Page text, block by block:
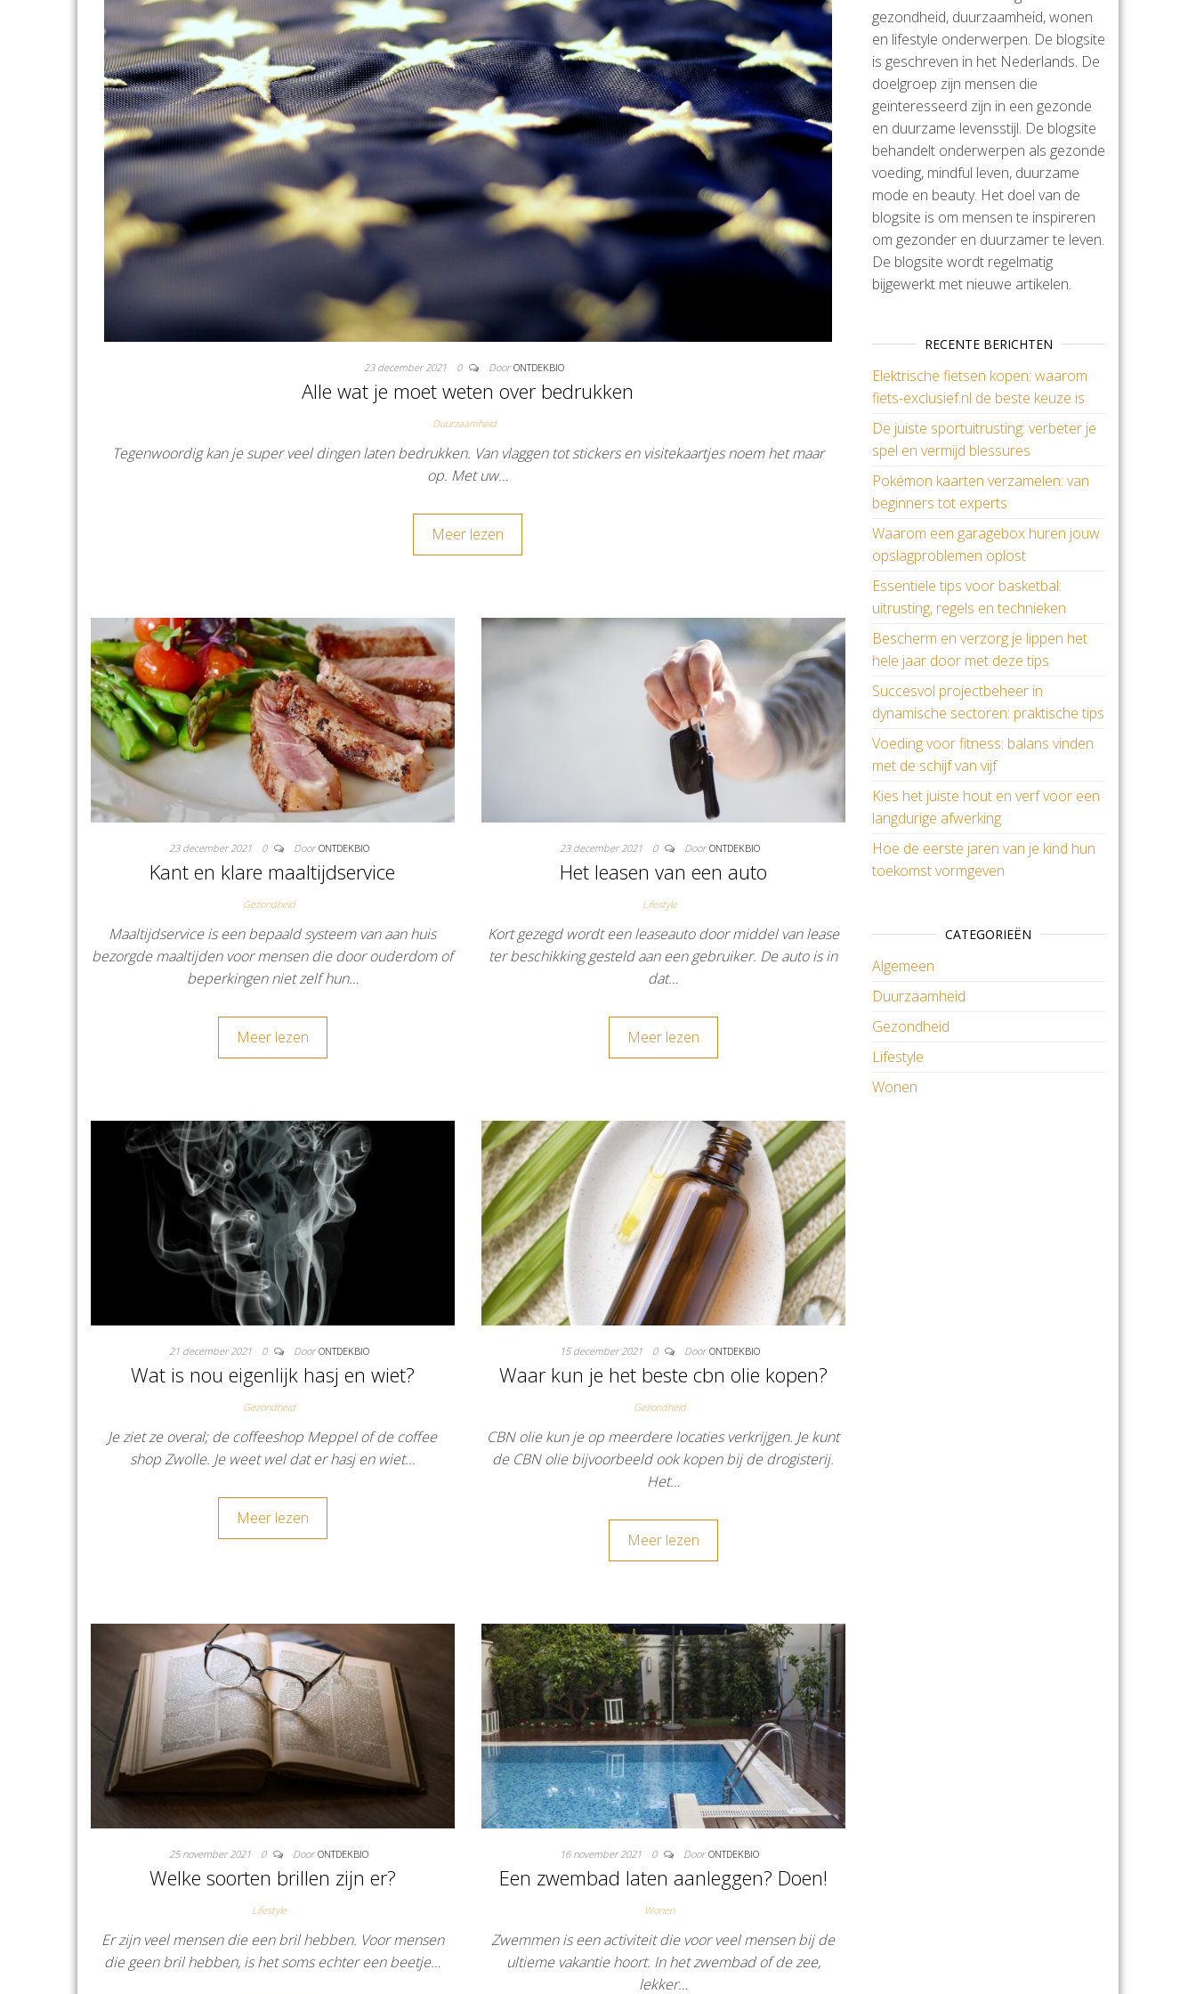
23 december 2021 0 Door ONTDEKBIO
Alle wat je moet weten over bedrukken
Duurzaamheid
Tegenwoordig kan je super veel dingen laten bedrukken. Van vlaggen tot stickers en visitekaartjes noem het maar
op. Met uw…
Meer lezen
23 december 2021 0 Door ONTDEKBIO
Kant en klare maaltijdservice
Gezondheid
Maaltijdservice is een bepaald systeem van aan huis
bezorgde maaltijden voor mensen die door ouderdom of
beperkingen niet zelf hun…
Meer lezen
23 december 2021 0 Door ONTDEKBIO
Het leasen van een auto
Lifestyle
Kort gezegd wordt een leaseauto door middel van lease
ter beschikking gesteld aan een gebruiker. De auto is in
dat…
Meer lezen
21 december 2021 0 Door ONTDEKBIO
Wat is nou eigenlijk hasj en wiet?
Gezondheid
Je ziet ze overal; de coffeeshop Meppel of de coffee
shop Zwolle. Je weet wel dat er hasj en wiet…
Meer lezen
15 december 2021 0 Door ONTDEKBIO
Waar kun je het beste cbn olie kopen?
Gezondheid
CBN olie kun je op meerdere locaties verkrijgen. Je kunt
de CBN olie bijvoorbeeld ook kopen bij de drogisterij.
Het…
Meer lezen
25 november 2021 0 Door ONTDEKBIO
Welke soorten brillen zijn er?
Lifestyle
Er zijn veel mensen die een bril hebben. Voor mensen
die geen bril hebben, is het soms echter een beetje…
16 november 2021 0 Door ONTDEKBIO
Een zwembad laten aanleggen? Doen!
Wonen
Zwemmen is een activiteit die voor veel mensen bij de
ultieme vakantie hoort. In het zwembad of de zee,
lekker…
gezondheid, duurzaamheid, wonen
en lifestyle onderwerpen. De blogsite
is geschreven in het Nederlands. De
doelgroep zijn mensen die
geïnteresseerd zijn in een gezonde
en duurzame levensstijl. De blogsite
behandelt onderwerpen als gezonde
voeding, mindful leven, duurzame
mode en beauty. Het doel van de
blogsite is om mensen te inspireren
om gezonder en duurzamer te leven.
De blogsite wordt regelmatig
bijgewerkt met nieuwe artikelen.
RECENTE BERICHTEN
Elektrische fietsen kopen: waarom
fiets-exclusief.nl de beste keuze is
De juiste sportuitrusting: verbeter je
spel en vermijd blessures
Pokémon kaarten verzamelen: van
beginners tot experts
Waarom een garagebox huren jouw
opslagproblemen oplost
Essentiële tips voor basketbal:
uitrusting, regels en technieken
Bescherm en verzorg je lippen het
hele jaar door met deze tips
Succesvol projectbeheer in
dynamische sectoren: praktische tips
Voeding voor fitness: balans vinden
met de schijf van vijf
Kies het juiste hout en verf voor een
langdurige afwerking
Hoe de eerste jaren van je kind hun
toekomst vormgeven
CATEGORIEËN
Algemeen
Duurzaamheid
Gezondheid
Lifestyle
Wonen